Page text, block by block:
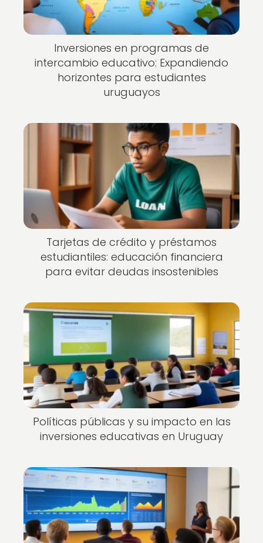
Inversiones en programas de
intercambio educativo: Expandiendo
horizontes para estudiantes
uruguayos
Tarjetas de crédito y préstamos
estudiantiles: educación financiera
para evitar deudas insostenibles
Políticas públicas y su impacto en las
inversiones educativas en Uruguay